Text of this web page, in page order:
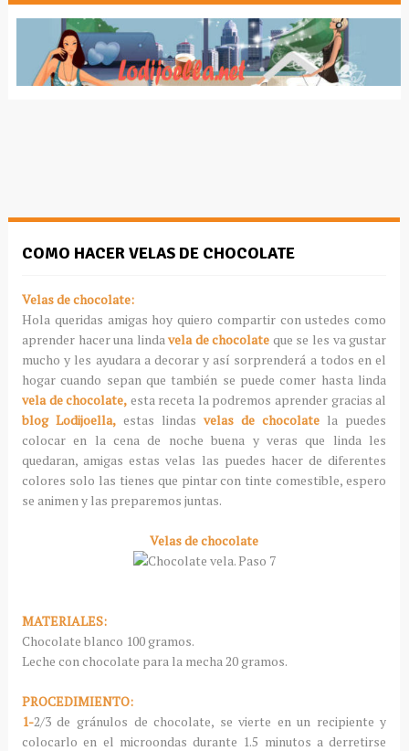
COMO HACER VELAS DE CHOCOLATE
Velas de chocolate:
Hola queridas amigas hoy quiero compartir con ustedes como
aprender hacer una lindavela de chocolate que se les va gustar
mucho y les ayudara a decorar y así sorprenderá a todos en el
hogar cuando sepan que también se puede comer hasta linda
vela de chocolate, esta receta la podremos aprender gracias al
blog Lodijoella,estas lindasvelas de chocolate la puedes
colocar en la cena de noche buena y veras que linda les
quedaran, amigas estas velas las puedes hacer de diferentes
colores solo las tienes que pintar con tinte comestible, espero
se animen y las preparemos juntas.
Velas de chocolate
MATERIALES:
Chocolate blanco 100 gramos.
Leche con chocolate para la mecha 20 gramos.
PROCEDIMIENTO:
1-2/3 de gránulos de chocolate, se vierte en un recipiente y
colocarlo en el microondas durante 1.5 minutos a derretirse